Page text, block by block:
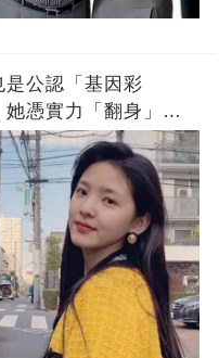
公認「基因彩
憑實力「翻身」